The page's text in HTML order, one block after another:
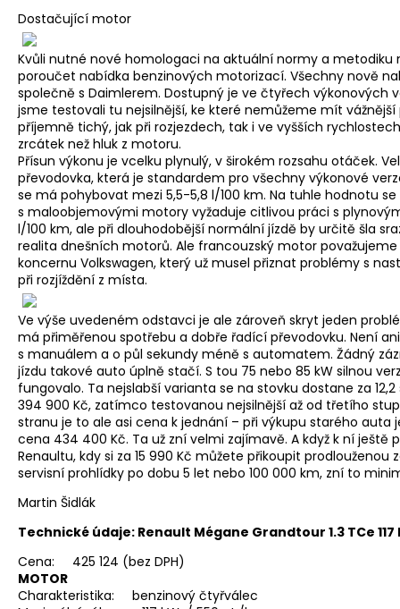
Dostačující motor
Kvůli nutné nové homologaci na aktuální normy a metodiku
poroučet nabídka benzinových motorizací. Všechny nově
společně s Daimlerem. Dostupný je ve čtyřech výkonových
jsme testovali tu nejsilnější, ke které nemůžeme mít
příjemně tichý, jak při rozjezdech, tak i ve vyšších
zrcátek než hluk z motoru.
Přísun výkonu je vcelku plynulý, v širokém rozsahu otáček.
převodovka, která je standardem pro všechny výkonové
se má pohybovat mezi 5,5-5,8 l/100 km. Na tuhle hodnotu
s maloobjemovými motory vyžaduje citlivou práci s
l/100 km, ale při dlouhodobější normální jízdě by určitě šla
realita dnešních motorů. Ale francouzský motor považujeme
koncernu Volkswagen, který už musel přiznat problémy s
při rozjíždění z místa.
Ve výše uvedeném odstavci je ale zároveň skryt jeden
má přiměřenou spotřebu a dobře řadící převodovku. Není
s manuálem a o půl sekundy méně s automatem. Žádný
jízdu takové auto úplně stačí. S tou 75 nebo 85 kW silnou
fungovalo. Ta nejslabší varianta se na stovku dostane za
394 900 Kč, zatímco testovanou nejsilnější až od třetího
stranu je to ale asi cena k jednání – při výkupu starého auta
cena 434 400 Kč. Ta už zní velmi zajímavě. A když k ní ještě
Renaultu, kdy si za 15 990 Kč můžete přikoupit prodlouženou
servisní prohlídky po dobu 5 let nebo 100 000 km, zní to
Martin Šidlák
Technické údaje: Renault Mégane Grandtour 1.3 TCe 117
Cena: 425 124 (bez DPH)
MOTOR
Charakteristika: benzinový čtyřválec